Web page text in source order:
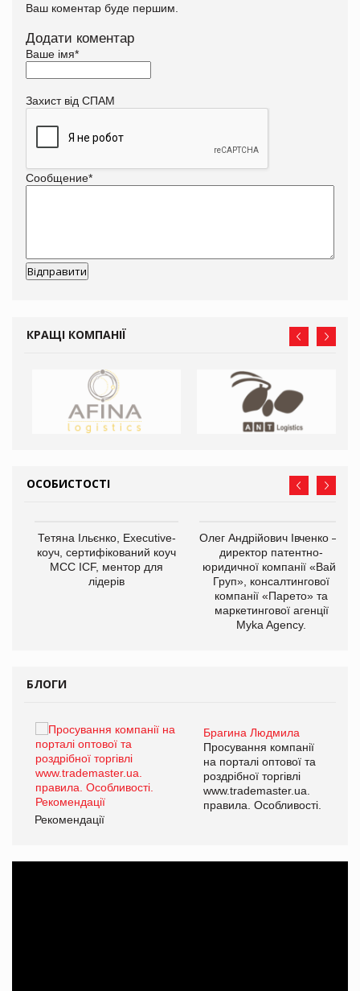
Ваш коментар буде першим.
Додати коментар
Ваше імя*
Захист від СПАМ
Сообщение*
КРАЩІ КОМПАНІЇ
ОСОБИСТОСТІ
Тетяна Ільєнко, Executive-
коуч, сертифікований коуч
МСС ICF, ментор для
лідерів
Олег Андрійович Івченко —
директор патентно-
юридичної компанії «Вайз
Груп», консалтингової
компанії «Парето» та
маркетингової агенції
Myka Agency.
БЛОГИ
Брагина Людмила
Просування компанії
на порталі оптової та
роздрібної торгівлі
www.trademaster.ua.
правила. Особливості.
Рекомендації